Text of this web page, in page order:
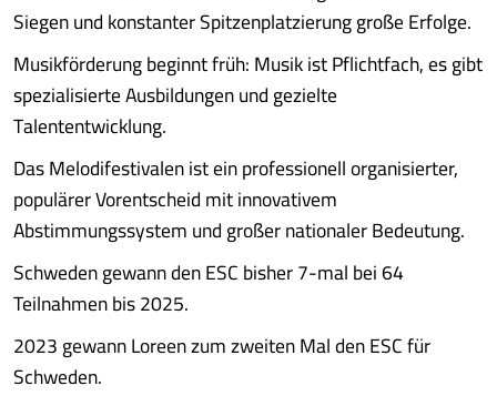
Siegen und konstanter Spitzenplatzierung große Erfolge.
Musikförderung beginnt früh: Musik ist Pflichtfach, es gibt
spezialisierte Ausbildungen und gezielte
Talententwicklung.
Das Melodifestivalen ist ein professionell organisierter,
populärer Vorentscheid mit innovativem
Abstimmungssystem und großer nationaler Bedeutung.
Schweden gewann den ESC bisher 7-mal bei 64
Teilnahmen bis 2025.
2023 gewann Loreen zum zweiten Mal den ESC für
Schweden.